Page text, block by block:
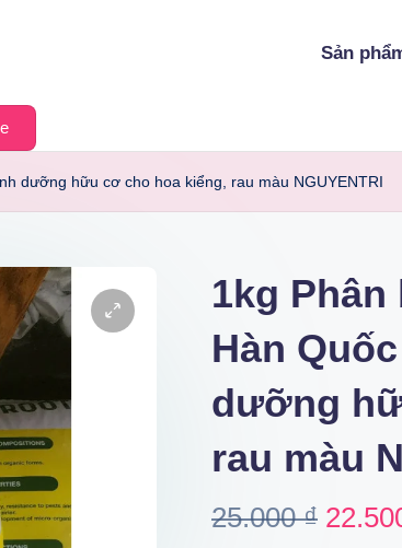
Sản
dưỡng hữu cơ cho hoa kiểng, rau màu NGUYENTRI
1kg
Hàn
dưỡng
rau màu
25.000₫